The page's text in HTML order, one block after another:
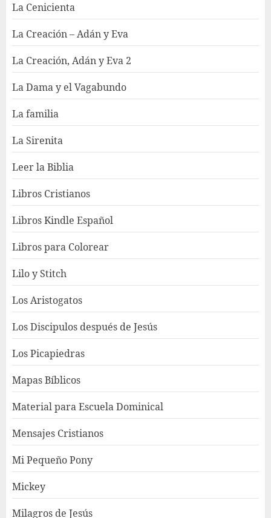
La Cenicienta
La Creación – Adán y Eva
La Creación, Adán y Eva 2
La Dama y el Vagabundo
La familia
La Sirenita
Leer la Biblia
Libros Cristianos
Libros Kindle Español
Libros para Colorear
Lilo y Stitch
Los Aristogatos
Los Discipulos después de Jesús
Los Picapiedras
Mapas Bíblicos
Material para Escuela Dominical
Mensajes Cristianos
Mi Pequeño Pony
Mickey
Milagros de Jesús